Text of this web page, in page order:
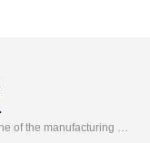
Development, design, production and sales in one of the manufacturing enterprises